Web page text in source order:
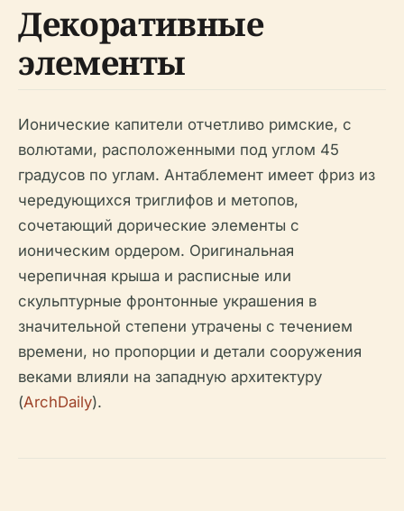
Декоративные
элементы
Ионические капители отчетливо римские, с
волютами, расположенными под углом 45
градусов по углам. Антаблемент имеет фриз из
чередующихся триглифов и метопов,
сочетающий дорические элементы с
ионическим ордером. Оригинальная
черепичная крыша и расписные или
скульптурные фронтонные украшения в
значительной степени утрачены с течением
времени, но пропорции и детали сооружения
веками влияли на западную архитектуру
(ArchDaily).